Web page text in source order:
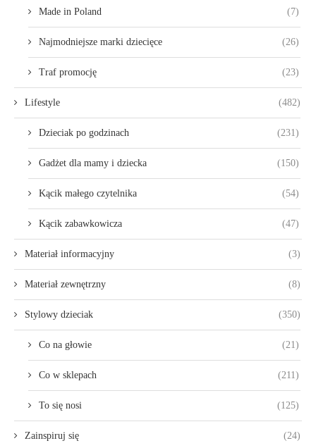
Made in Poland (7)
Najmodniejsze marki dziecięce (26)
Traf promocję (23)
Lifestyle (482)
Dzieciak po godzinach (231)
Gadżet dla mamy i dziecka (150)
Kącik małego czytelnika (54)
Kącik zabawkowicza (47)
Materiał informacyjny (3)
Materiał zewnętrzny (8)
Stylowy dzieciak (350)
Co na głowie (21)
Co w sklepach (211)
To się nosi (125)
Zainspiruj się (24)